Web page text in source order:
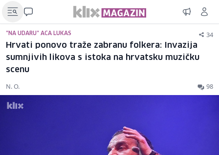
"NA UDARU" ACA LUKAS 34
Hrvati ponovo traže zabranu folkera: Invazija
sumnjivih likova s istoka na hrvatsku muzičku
scenu
N. O. 98